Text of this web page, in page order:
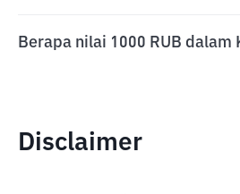
Berapa nilai 1000 RUB dalam
Disclaimer